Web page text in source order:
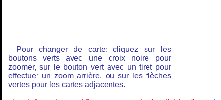
Pour changer de carte: cliquez sur les
boutons verts avec une croix noire pour
zoomer, sur le bouton vert avec un tiret pour
effectuer un zoom arrière, ou sur les flèches
vertes pour les cartes adjacentes.